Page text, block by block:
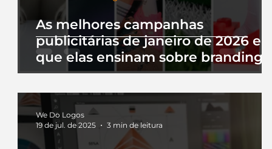
As melhores campanhas
publicitárias de janeiro de 2026 e
que elas ensinam sobre branding
We Do Logos
19 de jul. de 2025
3 min de leitura